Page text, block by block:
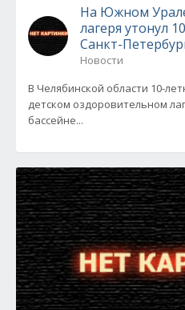
На Южном Урале
лагеря утонул
Санкт-
Новости
В Челябинской области 10-
детском оздоровительном
бассейне...